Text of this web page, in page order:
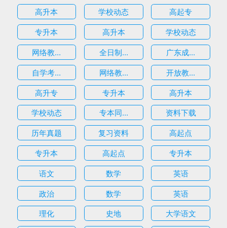
高升本
学校动态
高起专
专升本
高升本
学校动态
网络教...
全日制...
广东成...
自学考...
网络教...
开放教...
高升专
专升本
高升本
学校动态
专本同...
资料下载
历年真题
复习资料
高起点
专升本
高起点
专升本
语文
数学
英语
政治
数学
英语
理化
史地
大学语文